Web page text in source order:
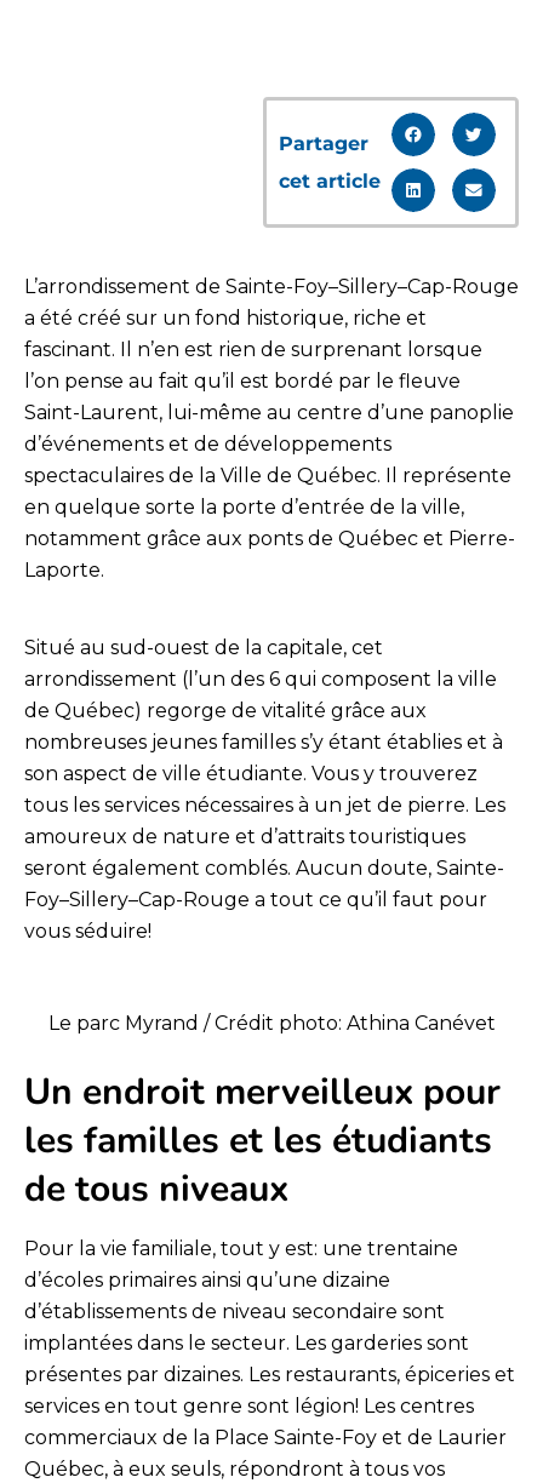
Partager
cet article
L’arrondissement de Sainte-Foy–Sillery–Cap-Rouge
a été créé sur un fond historique, riche et
fascinant. Il n’en est rien de surprenant lorsque
l’on pense au fait qu’il est bordé par le fleuve
Saint-Laurent, lui-même au centre d’une panoplie
d’événements et de développements
spectaculaires de la Ville de Québec. Il représente
en quelque sorte la porte d’entrée de la ville,
notamment grâce aux ponts de Québec et Pierre-
Laporte.
Situé au sud-ouest de la capitale, cet
arrondissement (l’un des 6 qui composent la ville
de Québec) regorge de vitalité grâce aux
nombreuses jeunes familles s’y étant établies et à
son aspect de ville étudiante. Vous y trouverez
tous les services nécessaires à un jet de pierre. Les
amoureux de nature et d’attraits touristiques
seront également comblés. Aucun doute, Sainte-
Foy–Sillery–Cap-Rouge a tout ce qu’il faut pour
vous séduire!
Le parc Myrand / Crédit photo: Athina Canévet
Un endroit merveilleux pour
les familles et les étudiants
de tous niveaux
Pour la vie familiale, tout y est: une trentaine
d’écoles primaires ainsi qu’une dizaine
d’établissements de niveau secondaire sont
implantées dans le secteur. Les garderies sont
présentes par dizaines. Les restaurants, épiceries et
services en tout genre sont légion! Les centres
commerciaux de la Place Sainte-Foy et de Laurier
Québec, à eux seuls, répondront à tous vos